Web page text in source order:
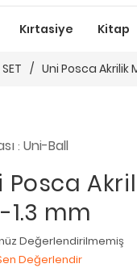
Kırtasiye Kitap
/ Uni Posca Akrilik
: Uni-Ball
Posca
1.3 mm
Değerlendirilmemiş
Değerlendir